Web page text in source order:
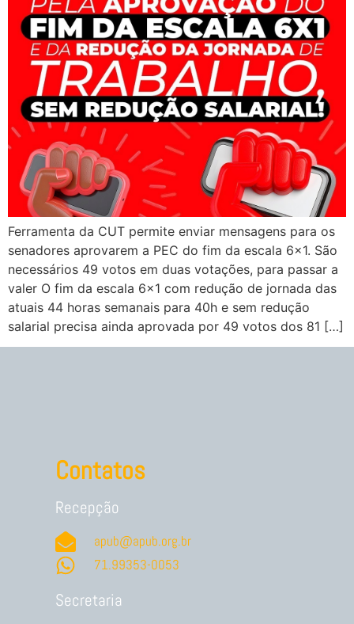
Ferramenta da CUT permite enviar mensagens para os
senadores aprovarem a PEC do fim da escala 6×1. São
necessários 49 votos em duas votações, para passar a
valer O fim da escala 6×1 com redução de jornada das
atuais 44 horas semanais para 40h e sem redução
salarial precisa ainda aprovada por 49 votos dos 81 […]
Contatos
Recepção
apub@apub.org.br
71.99353-0053
Secretaria